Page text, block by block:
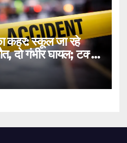
कहर: स्कूल जा रहे
दो गंभीर घायल; टक्कर